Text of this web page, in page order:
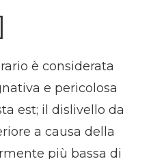
è considerata
e pericolosa
est; il dislivello da
a causa della
più bassa di